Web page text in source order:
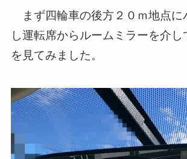
まず四輪車の後方２０ｍ地点に
し運転席からルームミラーを介し
を見てみました。